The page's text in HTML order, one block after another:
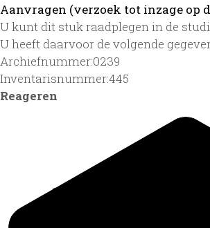
Aanvragen (verzoek tot inzage op
U kunt dit stuk raadplegen in de
U heeft daarvoor de volgende
Archiefnummer:0239
Inventarisnummer:445
Reageren